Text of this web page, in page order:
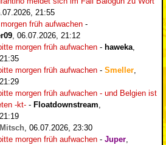
21:55
früh aufwachen -
06.07.2026, 21:12
morgen früh aufwachen - haweka
morgen früh aufwachen - Smeller
morgen früh aufwachen - und Belgien ist
-kt- - Floatdownstream
06.07.2026, 23:30
morgen früh aufwachen - Juper